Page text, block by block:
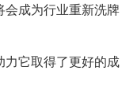
会成为行业重新洗牌
力它取得了更好的成